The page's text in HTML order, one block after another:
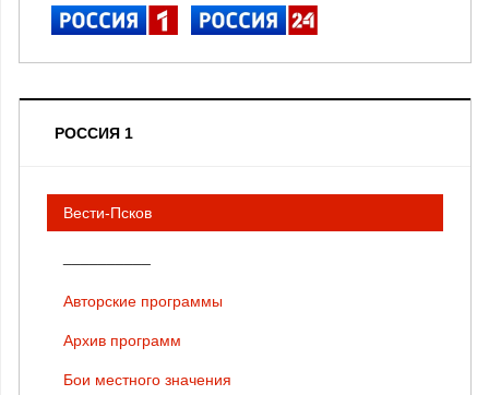
РОССИЯ 1
Вести-Псков
Авторские программы
Архив программ
Бои местного значения